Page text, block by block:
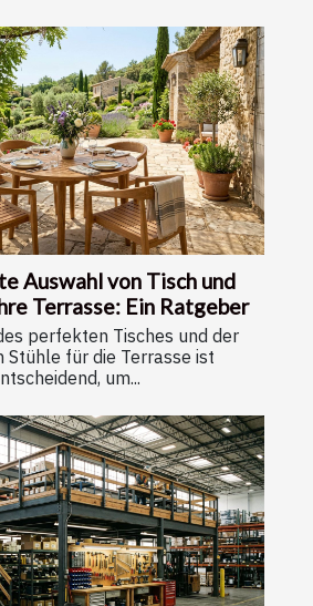
Auswahl von Tisch und
Terrasse: Ein Ratgeber
perfekten Tisches und der
Stühle für die Terrasse ist
um...